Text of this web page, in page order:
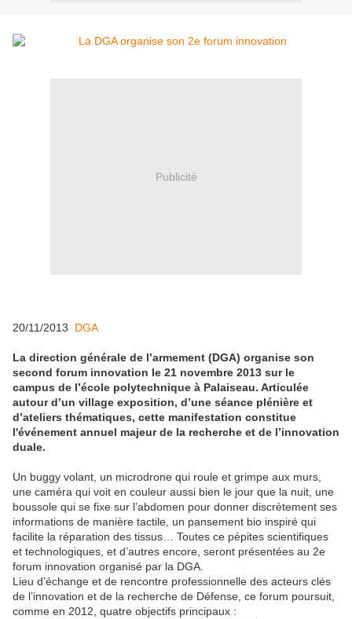
Publicité
20/11/2013 DGA
La direction générale de l’armement (DGA) organise son
second forum innovation le 21 novembre 2013 sur le
campus de l’école polytechnique à Palaiseau. Articulée
autour d’un village exposition, d’une séance plénière et
d’ateliers thématiques, cette manifestation constitue
l'événement annuel majeur de la recherche et de l’innovation
duale.
Un buggy volant, un microdrone qui roule et grimpe aux murs,
une caméra qui voit en couleur aussi bien le jour que la nuit, une
boussole qui se fixe sur l’abdomen pour donner discrètement ses
informations de manière tactile, un pansement bio inspiré qui
facilite la réparation des tissus… Toutes ce pépites scientifiques
et technologiques, et d’autres encore, seront présentées au 2e
forum innovation organisé par la DGA.
Lieu d’échange et de rencontre professionnelle des acteurs clés
de l’innovation et de la recherche de Défense, ce forum poursuit,
comme en 2012, quatre objectifs principaux :